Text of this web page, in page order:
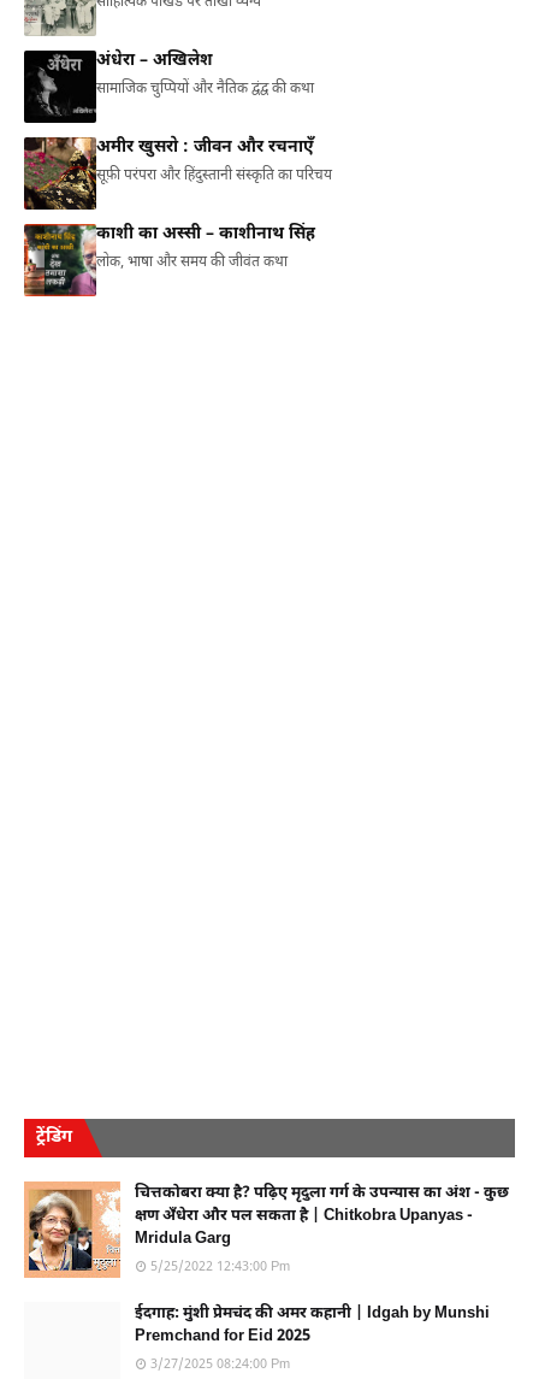
अंधेरा – अखिलेश
सामाजिक चुप्पियों और नैतिक द्वंद्व की कथा
अमीर खुसरो : जीवन और रचनाएँ
सूफ़ी परंपरा और हिंदुस्तानी संस्कृति का परिचय
काशी का अस्सी – काशीनाथ सिंह
लोक, भाषा और समय की जीवंत कथा
ट्रेंडिंग
चित्तकोबरा क्या है? पढ़िए मृदुला गर्ग के उपन्यास का अंश - कुछ
क्षण अँधेरा और पल सकता है | Chitkobra Upanyas -
Mridula Garg
5/25/2022 12:43:00 Pm
ईदगाह: मुंशी प्रेमचंद की अमर कहानी | Idgah by Munshi
Premchand for Eid 2025
3/27/2025 08:24:00 Pm